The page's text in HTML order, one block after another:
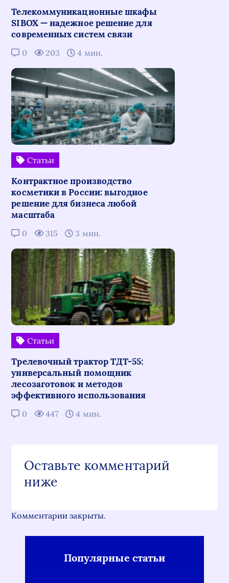
Телекоммуникационные шкафы
SIBOX — надежное решение для
современных систем связи
0 203 4 мин.
Статьи
Контрактное производство
косметики в России: выгодное
решение для бизнеса любой
масштаба
0 315 3 мин.
Статьи
Трелевочный трактор ТДТ-55:
универсальный помощник
лесозаготовок и методов
эффективного использования
0 447 4 мин.
Оставьте комментарий
ниже
Комментарии закрыты.
Популярные статьи